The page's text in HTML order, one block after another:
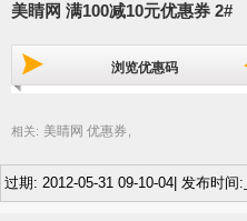
美睛网 满100减10元优惠券 2#
浏览优惠码
相关: 美睛网 优惠券
过期: 2012-05-31 09-10-04| 发布时间: